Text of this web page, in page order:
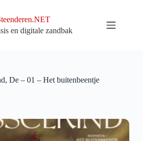
en digitale zandbak
De – 01 – Het buitenbeentje